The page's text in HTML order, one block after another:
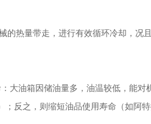
的热量带走，进行有效循环冷却，况
大油箱因储油量多，油温较低，能
；反之，则缩短油品使用寿命（如阿